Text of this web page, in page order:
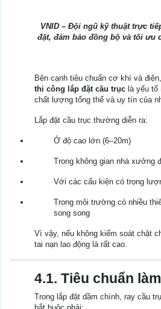
VNID – Đội ngũ kỹ thuật trực
đặt, đảm bảo đồng bộ và tối ưu
Bên cạnh tiêu chuẩn cơ khí và điện,
thi công lắp đặt cầu trục là yếu
chất lượng tổng thể và uy tín của
Lắp đặt cầu trục thường diễn ra:
Ở độ cao lớn (6–20m)
Trong không gian nhà xưởng
Với các cấu kiện có trọng
Trong môi trường có nhiều
song song
Vì vậy, nếu không kiểm soát chặt
tai nạn lao động là rất cao.
4.1. Tiêu chuẩn
Trong lắp đặt dầm chính, ray cầu